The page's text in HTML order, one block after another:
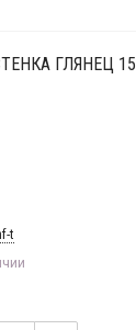
ГЛЯНЕЦ 15
t